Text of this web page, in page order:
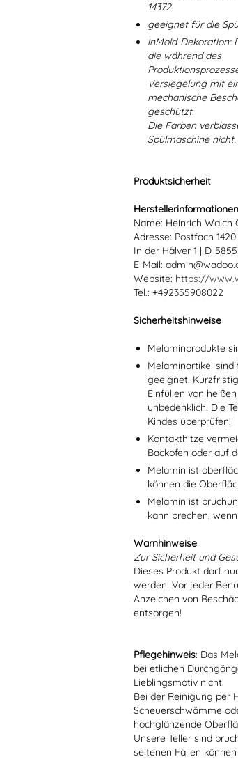
14372
geeignet für die
inMold-Dekoration:
die während des
Versiegelung mit
mechanische
geschützt.
Die Farben
Spülmaschine nicht.
Produktsicherheit
Herstellerinformationen
Name: Heinrich Walch
Adresse: Postfach
In der Hälver 1 | D-
E-Mail:
Website: https://
Tel.: +492355908022
Sicherheitshinweise
Melaminprodukte
Melaminartikel sind
geeignet.
Einfüllen von
unbedenklich. Die
Kindes überprüfen!
Kontakthitze
Backofen oder auf
Melamin ist
können die
Melamin ist
kann brechen,
Warnhinweise
Zur Sicherheit und
Dieses Produkt darf
werden. Vor jeder
Anzeichen von
entsorgen!
Pflegehinweis: Das
bei etlichen
Lieblingsmotiv nicht.
Bei der Reinigung per
Scheuerschwämme
hochglänzende
Unsere Teller sind
seltenen Fällen